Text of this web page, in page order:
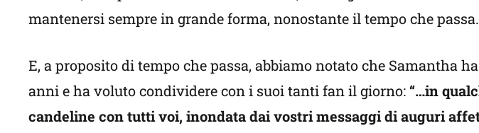
mantenersi sempre in grande forma, nonostante il tempo che passa.
E, a proposito di tempo che passa, abbiamo notato che Samantha
anni e ha voluto condividere con i suoi tanti fan il giorno: “…in
candeline con tutti voi, inondata dai vostri messaggi di auguri